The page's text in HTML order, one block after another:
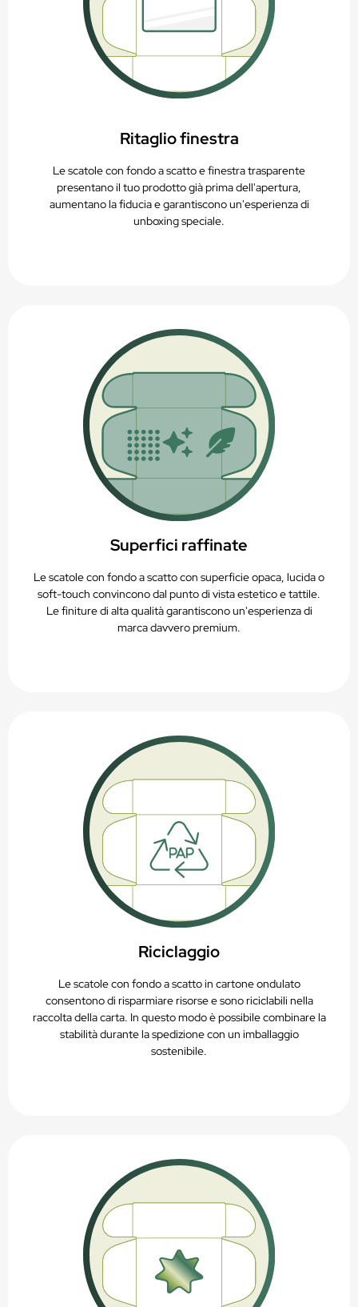
Ritaglio finestra
Le scatole con fondo a scatto e finestra trasparente
presentano il tuo prodotto già prima dell'apertura,
aumentano la fiducia e garantiscono un'esperienza di
unboxing speciale.
Superfici raffinate
Le scatole con fondo a scatto con superficie opaca, lucida o
soft-touch convincono dal punto di vista estetico e tattile.
Le finiture di alta qualità garantiscono un'esperienza di
marca davvero premium.
Riciclaggio
Le scatole con fondo a scatto in cartone ondulato
consentono di risparmiare risorse e sono riciclabili nella
raccolta della carta. In questo modo è possibile combinare la
stabilità durante la spedizione con un imballaggio
sostenibile.